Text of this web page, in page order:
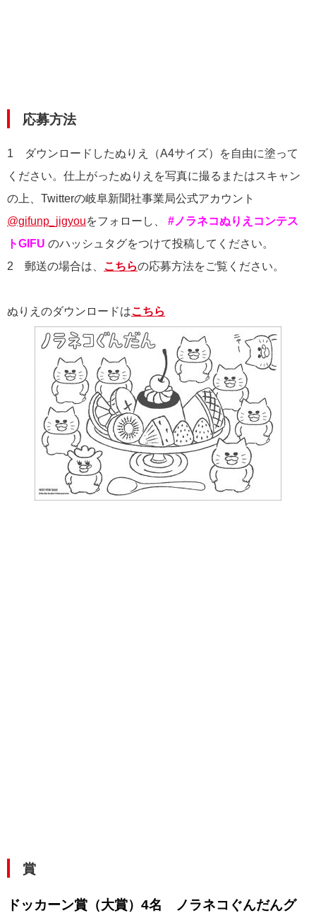
応募方法
1 ダウンロードしたぬりえ（A4サイズ）を自由に塗って
ください。仕上がったぬりえを写真に撮るまたはスキャン
の上、Twitterの岐阜新聞社事業局公式アカウント
@gifunp_jigyouをフォローし、
#ノラネコぬりえコンテス
トGIFU のハッシュタグをつけて投稿してください。
2 郵送の場合は、 こちらの応募方法をご覧ください。
ぬりえのダウンロードはこちら
賞
ドッカーン賞（大賞）4名 ノラネコぐんだんグ